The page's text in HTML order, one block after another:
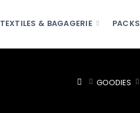
TEXTILES & BAGAGERIE PACKS
GOODIES